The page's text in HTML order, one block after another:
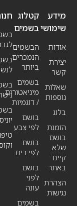
מידע
שימושי
אודות
יצירת
קשר
שאלות
נוספות
בלוג
הזמנת
בושם
שלא
קיים
באתר
הצהרת
נגישות
נישה
קטלוג
בשמים
הבשמים
הנמכרים
ביותר
בשמים
מיניאטורים
/ דוגמיות
בושם
לפי צבע
בושם
לפי ריח
בושם
לפני
עונה
בשמים